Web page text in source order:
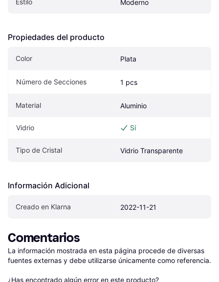
Estilo Moderno
Propiedades del producto
Color Plata
Número de Secciones 1 pcs
Material Aluminio
Vidrio Sí
Tipo de Cristal Vidrio Transparente
Información Adicional
Creado en Klarna 2022-11-21
Comentarios
La información mostrada en esta página procede de diversas
fuentes externas y debe utilizarse únicamente como referencia.
¿Has encontrado algún error en este producto?